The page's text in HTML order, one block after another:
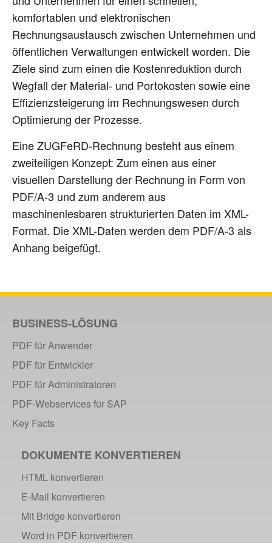
komfortablen und elektronischen
Rechnungsaustausch zwischen Unternehmen und
öffentlichen Verwaltungen entwickelt worden. Die
Ziele sind zum einen die Kostenreduktion durch
Wegfall der Material- und Portokosten sowie eine
Effizienzsteigerung im Rechnungswesen durch
Optimierung der Prozesse.
Eine ZUGFeRD-Rechnung besteht aus einem
zweiteiligen Konzept: Zum einen aus einer
visuellen Darstellung der Rechnung in Form von
PDF/A-3 und zum anderem aus
maschinenlesbaren strukturierten Daten im XML-
Format. Die XML-Daten werden dem PDF/A-3 als
Anhang beigefügt.
BUSINESS-LÖSUNG
PDF für Anwender
PDF für Entwickler
PDF für Administratoren
PDF-Webservices für SAP
Key Facts
DOKUMENTE KONVERTIEREN
HTML konvertieren
E-Mail konvertieren
Mit Bridge konvertieren
Word in PDF konvertieren